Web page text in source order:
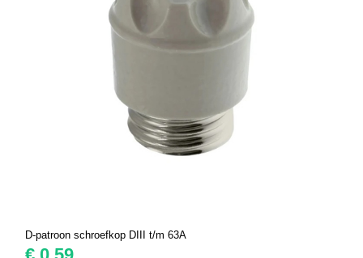
D-patroon schroefkop DIII t/m 63A